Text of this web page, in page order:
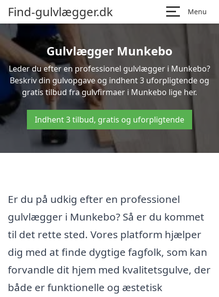
Find-gulvlægger.dk Menu
Gulvlægger Munkebo
Leder du efter en professionel gulvlægger i Munkebo?
Beskriv din gulvopgave og indhent 3 uforpligtende og
gratis tilbud fra gulvfirmaer i Munkebo lige her.
Indhent 3 tilbud, gratis og uforpligtende
Er du på udkig efter en professionel
gulvlægger i Munkebo? Så er du kommet
til det rette sted. Vores platform hjælper
dig med at finde dygtige fagfolk, som kan
forvandle dit hjem med kvalitetsgulve, der
både er funktionelle og æstetisk